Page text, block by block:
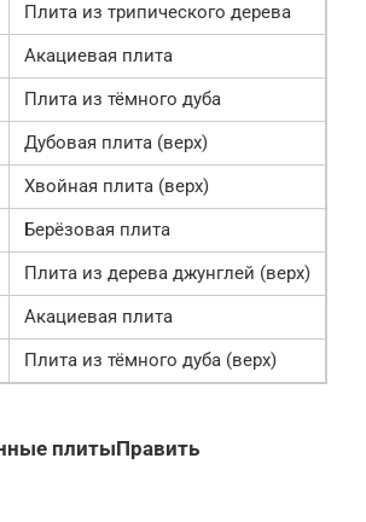
Плита из трипического дерева
Акациевая плита
Плита из тёмного дуба
Дубовая плита (верх)
Хвойная плита (верх)
Берёзовая плита
Плита из дерева джунглей (верх)
Акациевая плита
Плита из тёмного дуба (верх)
плитыПравить